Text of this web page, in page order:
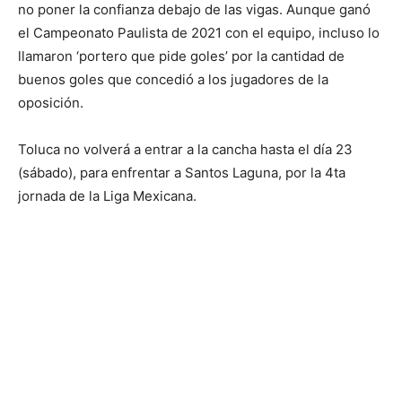
no poner la confianza debajo de las vigas. Aunque ganó
el Campeonato Paulista de 2021 con el equipo, incluso lo
llamaron ‘portero que pide goles’ por la cantidad de
buenos goles que concedió a los jugadores de la
oposición.
Toluca no volverá a entrar a la cancha hasta el día 23
(sábado), para enfrentar a Santos Laguna, por la 4ta
jornada de la Liga Mexicana.